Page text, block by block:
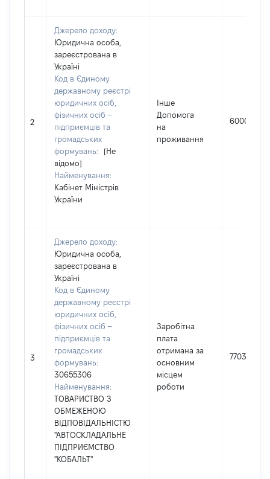
2
Джерело доходу:
Юридична особа,
зареєстрована в
Україні
Код в Єдиному
державному реєстрі
юридичних осіб,
фізичних осіб –
підприємців та
громадських
формувань:
[Не
відомо]
Найменування:
Кабінет Міністрів
України
Інше
Допомога
на
проживання
6000
3
Джерело доходу:
Юридична особа,
зареєстрована в
Україні
Код в Єдиному
державному реєстрі
юридичних осіб,
фізичних осіб –
підприємців та
громадських
формувань:
30655306
Найменування:
ТОВАРИСТВО З
ОБМЕЖЕНОЮ
ВІДПОВІДАЛЬНІСТЮ
"АВТОСКЛАДАЛЬНЕ
ПІДПРИЄМСТВО
"КОБАЛЬТ"
Заробітна
плата
отримана за
основним
місцем
роботи
77036